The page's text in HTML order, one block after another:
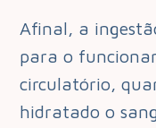
Afinal, a
para o
circulatório,
hidratado o